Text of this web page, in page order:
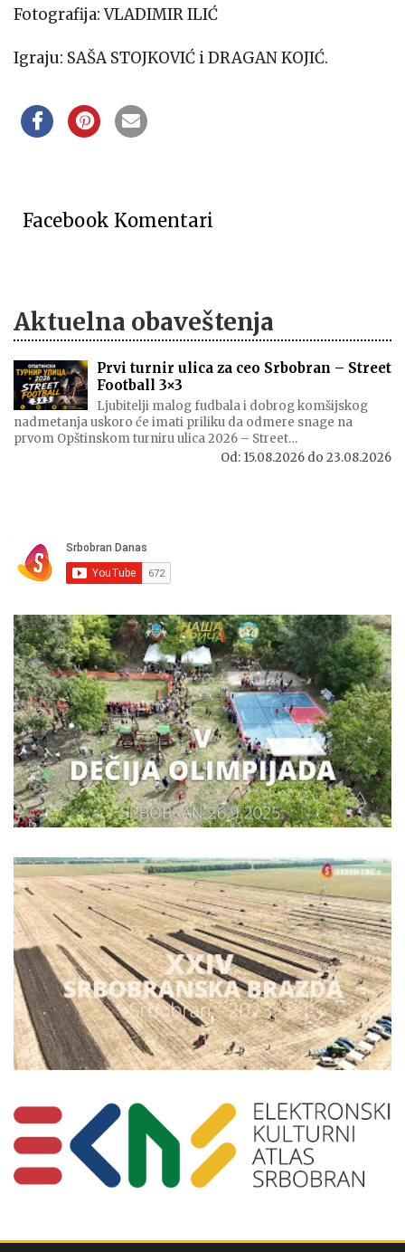
Fotografija: VLADIMIR ILIĆ
Igraju: SAŠA STOJKOVIĆ i DRAGAN KOJIĆ.
Facebook Komentari
Aktuelna obaveštenja
Prvi turnir ulica za ceo Srbobran – Street
Football 3×3
Ljubitelji malog fudbala i dobrog komšijskog
nadmetanja uskoro će imati priliku da odmere snage na
prvom Opštinskom turniru ulica 2026 – Street…
Od: 15.08.2026 do 23.08.2026